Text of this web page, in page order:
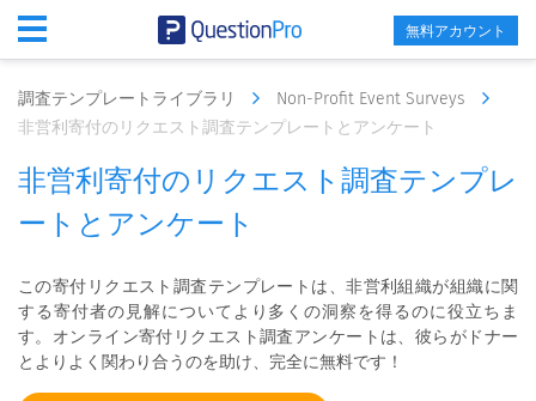
無料アカウント
調査テンプレートライブラリ
Non-Profit Event Surveys
非営利寄付のリクエスト調査テンプレートとアンケート
非営利寄付のリクエスト調査テンプレ
ートとアンケート
この寄付リクエスト調査テンプレートは、非営利組織が組織に関
する寄付者の見解についてより多くの洞察を得るのに役立ちま
す。オンライン寄付リクエスト調査アンケートは、彼らがドナー
とよりよく関わり合うのを助け、完全に無料です！